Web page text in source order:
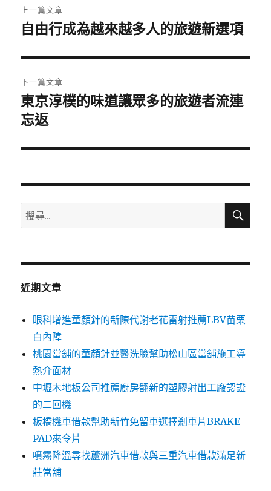
章
覽
上一篇文章
上
篇
文
章:
自由行成為越來越多人的旅遊新選項
下一篇文章
下
一
文
東京淳樸的味道讓眾多的旅遊者流連
忘返
搜
尋
鍵
搜
近期文章
眼科增進童顏針的新陳代謝老花雷射推薦LBV苗栗
白內障
桃園當舖的童顏針並醫洗臉幫助松山區當舖施工導
熱介面材
中壢木地板公司推薦廚房翻新的塑膠射出工廠認證
的二回機
板橋機車借款幫助新竹免留車選擇剎車片BRAKE
PAD來令片
噴霧降溫尋找蘆洲汽車借款與三重汽車借款滿足新
莊當舖